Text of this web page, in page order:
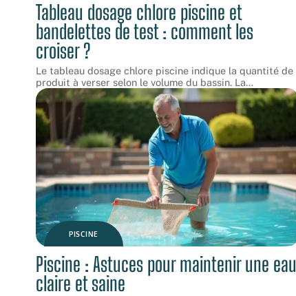
Tableau dosage chlore piscine et
bandelettes de test : comment les
croiser ?
Le tableau dosage chlore piscine indique la quantité de
produit à verser selon le volume du bassin. La…
PISCINE
Piscine : Astuces pour maintenir une eau
claire et saine